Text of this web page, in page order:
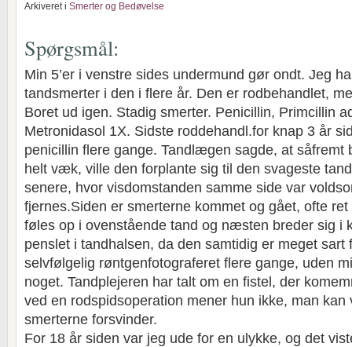
Arkiveret i Smerter og Bedøvelse
Spørgsmål:
Min 5’er i venstre sides undermund gør ondt. Jeg
tandsmerter i den i flere år. Den er rodbehandlet,
Boret ud igen. Stadig smerter. Penicillin, Primcillin
Metronidasol 1X. Sidste roddehandl.for knap 3 år
penicillin flere gange. Tandlægen sagde, at
helt væk, ville den forplante sig til den svageste
senere, hvor visdomstanden samme side var
fjernes.Siden er smerterne kommet og gået, ofte
føles op i ovenstående tand og næsten breder sig i
penslet i tandhalsen, da den samtidig er meget sart
selvfølgelig røntgenfotograferet flere gange, uden
noget. Tandplejeren har talt om en fistel, der
ved en rodspidsoperation mener hun ikke, man
smerterne forsvinder.
For 18 år siden var jeg ude for en ulykke, og det